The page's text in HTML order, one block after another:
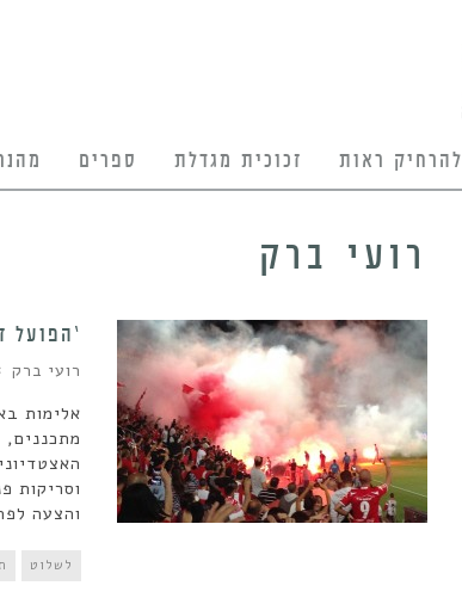
להרחיק ראות זכוכית מגדלת ספרים
רועי ברק
‘הפועל
רועי ברק
אלימות
מתכננים,
וסריקות
והצעה
לשלוט